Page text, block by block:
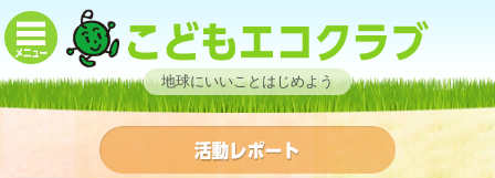
地球にいいことはじめよう